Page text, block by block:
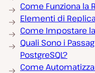
Come Funziona la
Elementi di
Come Impostare
Quali Sono i
PostgreSQL?
Come